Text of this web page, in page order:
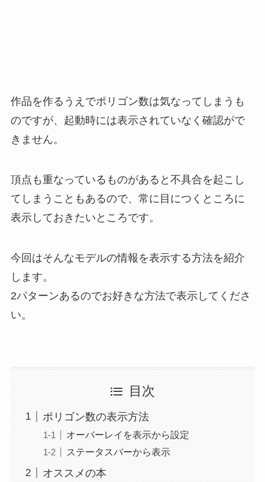
作品を作るうえでポリゴン数は気なってしまうも
のですが、起動時には表示されていなく確認がで
きません。
頂点も重なっているものがあると不具合を起こし
てしまうこともあるので、常に目につくところに
表示しておきたいところです。
今回はそんなモデルの情報を表示する方法を紹介
します。
2パターンあるのでお好きな方法で表示してくださ
い。
目次
ポリゴン数の表示方法
オーバーレイを表示から設定
ステータスバーから表示
オススメの本